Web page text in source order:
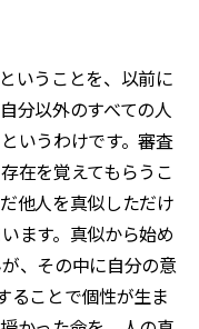
いうことを、以前に
分以外のすべての人
いうわけです。審査
在を覚えてもらうこ
他人を真似しただけ
ます。真似から始め
、その中に自分の意
ることで個性が生ま